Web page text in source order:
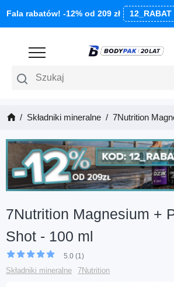
Fala rabatów! -12% od 209 zł 12_RABAT
Szukaj
Składniki mineralne 7Nutrition
7Nutrition Magnesium +
Shot - 100 ml
5.0 (1)
Składniki mineralne 7Nutrition